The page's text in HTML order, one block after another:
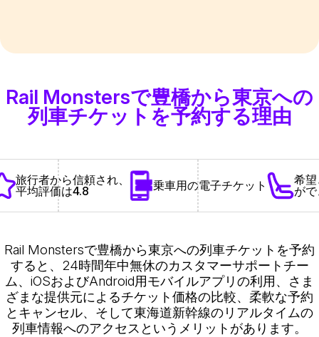
Rail Monstersで豊橋から東京への
列車チケットを予約する理由
旅行者から信頼され、
平均評価は4.8
乗車用の電子チケット
希
が
Rail Monstersで豊橋から東京への列車チケットを予約
すると、24時間年中無休のカスタマーサポートチー
ム、iOSおよびAndroid用モバイルアプリの利用、さま
ざまな提供元によるチケット価格の比較、柔軟な予約
とキャンセル、そして東海道新幹線のリアルタイムの
列車情報へのアクセスというメリットがあります。